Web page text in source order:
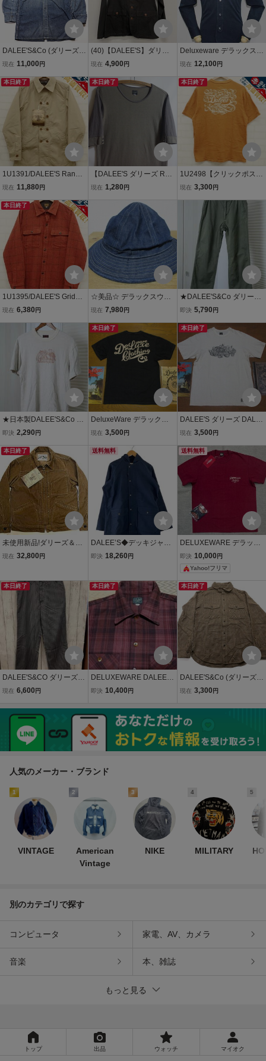
DALEE'S&Co (ダリーズア
ンドコー) WERH...30s Co
ドレスウエスタン 未使用
品 size 13.5 / デラックス
ウエア
現在 11,000 円
(40)【DALEE'S】ダリー
ズ★サックジャケット Sa
15.5 ブラウン 263024650
56
現在 4,900 円
Deluxeware デラックスウ
エア DALEE'S&CO ダリ
NAVY 新品未使用 size 14.
5 CALICO / ドレスシャツ
/ ワークシャツ
現在 12,100 円
本日終了
1U1391/DALEE'S Range
man.TR トレンチコート
現在 11,880 円
本日終了
【DALEE'S ダリーズ RU
SSELL 5分袖 Tシャツ 39
ジーパターン ダリーズ＆
コー DeluxeWare デラッ
クスウエア
現在 1,280 円
本日終了
1U2498【クリックポスト
対応】DALEE'S 半袖Tシ
現在 3,300 円
本日終了
1U1395/DALEE'S Griddg
e CPOシャツ ダリーズ
現在 6,380 円
☆美品☆ デラックスウエ
ア DALEE'S&CO/ダリー
ハット Lサイズ 14オン
ス インディゴ デニム
日本製
現在 7,980 円
★DALEE'S&Co ダリーズ
Timber.B 30s HUNT BOT
ユーズド男性メンズ32M
服中古ハンティングパン
ツオリーブJAPAN国産
即決 5,790 円
★日本製DALEE'S&Co ダ
リーズ WARREN プリン
ーズド男性メンズMLベー
ジュ服中古トップスヴィ
ンテージレプリカ
即決 2,290 円
本日終了
DeluxeWare デラックス
ウエア Deluxe Ware ロゴ
B10 ブラック S カタログ
DALEE'S & CO ダリーズ
現在 3,500 円
本日終了
DALEE'S ダリーズ DALE
ES & CO SNAKE AD21T
イズ ＸL カタログ Deluxe
Ware デラックスウエア D
現在 3,500 円
本日終了
未使用新品!ダリーズ＆コ
ー コーデュロイジャケッ
ア 81C検ラングラー11MJ
Z24MJ91BLEE
現在 32,800 円
送料無料
DALEE’S◆デッキジャケ
ット/-/コットン/NVY/M-22
即決 18,260 円
送料無料
DELUXEWARE デラック
スウエアＴシャツ DALE
E'S ダリーズTシャツ
即決 10,000 円
Yahoo!フリマ
本日終了
DALEE'S&CO ダリーズ＆
コー その他ロングパンツ
アメリカンカジュアル 30
コットン
現在 6,600 円
本日終了
DELUXEWARE DALEE'S
TONKY オープンカラー
ッド ダリーズ デラックス
ウエア
即決 10,400 円
本日終了
DALEE'S&Co (ダリーズア
ンドコー) PLOVERY...20s
バリー ランダムウールシ
ャツ size 15.5 / デラック
スウエア
現在 3,300 円
人気のメーカー・ブランド
1
VINTAGE
2
American
Vintage
3
NIKE
4
MILITARY
5
別のカテゴリで探す
コンピュータ 家電、AV、カメラ
音楽 本、雑誌
もっと見る
トップ 出品 ウォッチ マイオク